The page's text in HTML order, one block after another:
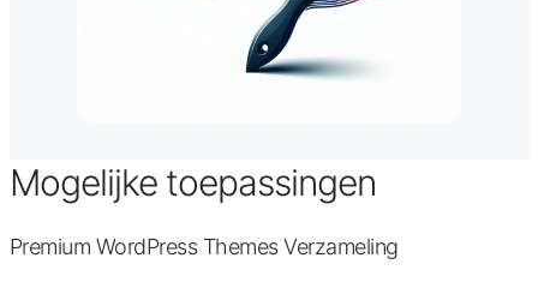
Mogelijke toepassingen
Premium WordPress Themes Verzameling